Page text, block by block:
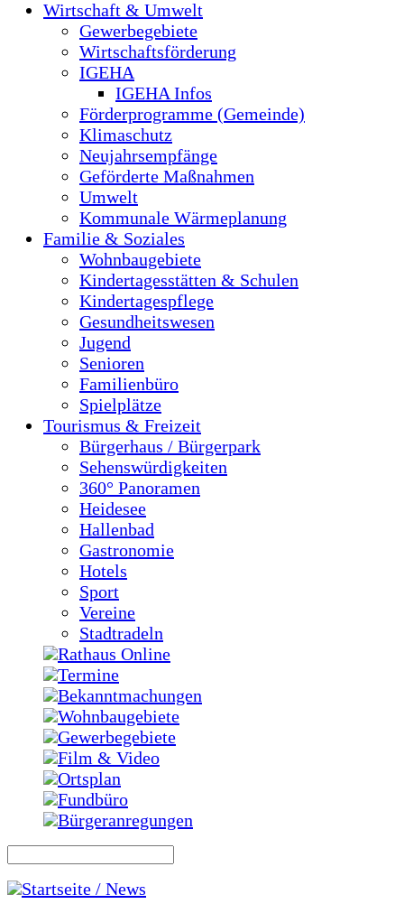
Wirtschaft & Umwelt
Gewerbegebiete
Wirtschaftsförderung
IGEHA
IGEHA Infos
Förderprogramme (Gemeinde)
Klimaschutz
Neujahrsempfänge
Geförderte Maßnahmen
Umwelt
Kommunale Wärmeplanung
Familie & Soziales
Wohnbaugebiete
Kindertagesstätten & Schulen
Kindertagespflege
Gesundheitswesen
Jugend
Senioren
Familienbüro
Spielplätze
Tourismus & Freizeit
Bürgerhaus / Bürgerpark
Sehenswürdigkeiten
360° Panoramen
Heidesee
Hallenbad
Gastronomie
Hotels
Sport
Vereine
Stadtradeln
Rathaus Online
Termine
Bekanntmachungen
Wohnbaugebiete
Gewerbegebiete
Film & Video
Ortsplan
Fundbüro
Bürgeranregungen
Startseite / News